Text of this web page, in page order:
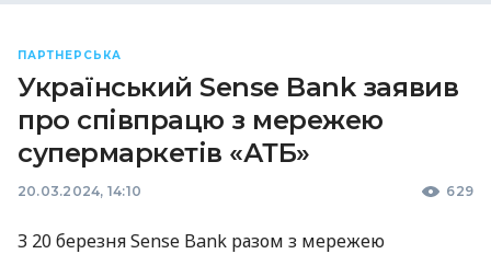
ПАРТНЕРСЬКА
Український Sense Bank заявив
про співпрацю з мережею
супермаркетів «АТБ»
20.03.2024, 14:10 629
З 20 березня Sense Bank разом з мережею